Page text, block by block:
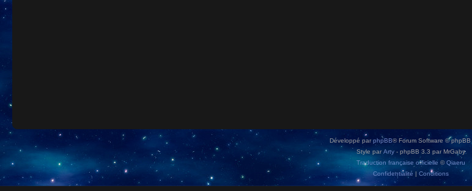
Développé parphpBB® Forum Software © phpBB
Style par Arty - phpBB 3.3 par MrGaby
Traduction française officielle ©Qiaeru
Confidentialité | Conditions